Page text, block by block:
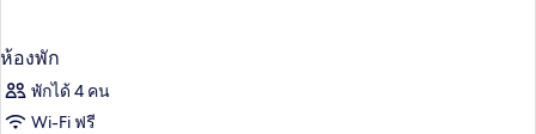
ห้องพัก
พักได้ 4 คน
Wi-Fi ฟรี